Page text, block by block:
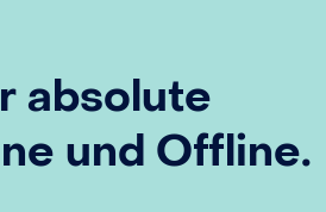
absolute
und Offline.